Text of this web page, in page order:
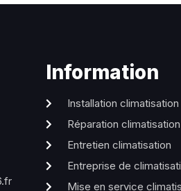
Information
Installation climatisation
Réparation climatisation
Entretien climatisation
Entreprise de
Mise en service